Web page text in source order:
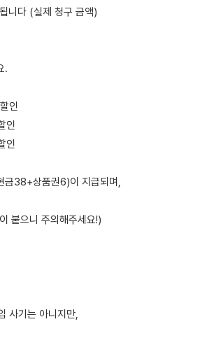
니다 (실제 청구 금액)
.
인
인
인
금38+상품권6)이 지급되며,
붙으니 주의해주세요!)
사기는 아니지만,